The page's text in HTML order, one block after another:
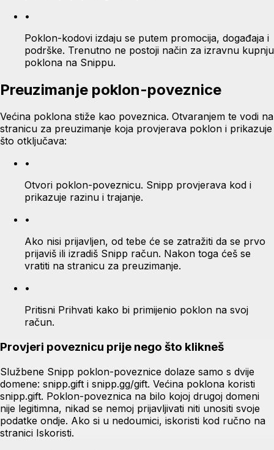
•
Poklon-kodovi izdaju se putem promocija, događaja i
podrške. Trenutno ne postoji način za izravnu kupnju
poklona na Snippu.
Preuzimanje poklon-poveznice
Većina poklona stiže kao poveznica. Otvaranjem te vodi na
stranicu za preuzimanje koja provjerava poklon i prikazuje
što otključava:
•
Otvori poklon-poveznicu. Snipp provjerava kod i
prikazuje razinu i trajanje.
•
Ako nisi prijavljen, od tebe će se zatražiti da se prvo
prijaviš ili izradiš Snipp račun. Nakon toga ćeš se
vratiti na stranicu za preuzimanje.
•
Pritisni Prihvati kako bi primijenio poklon na svoj
račun.
Provjeri poveznicu prije nego što klikneš
Službene Snipp poklon-poveznice dolaze samo s dvije
domene: snipp.gift i snipp.gg/gift. Većina poklona koristi
snipp.gift. Poklon-poveznica na bilo kojoj drugoj domeni
nije legitimna, nikad se nemoj prijavljivati niti unositi svoje
podatke ondje. Ako si u nedoumici, iskoristi kod ručno na
stranici Iskoristi.